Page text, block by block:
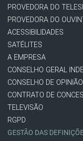
PROVEDORA DO
PROVEDORA DO
ACESSIBILIDADES
SATÉLITES
A EMPRESA
CONSELHO GERAL
CONSELHO DE OPINIÃO
CONTRATO DE
TELEVISÃO
RGPD
GESTÃO DAS